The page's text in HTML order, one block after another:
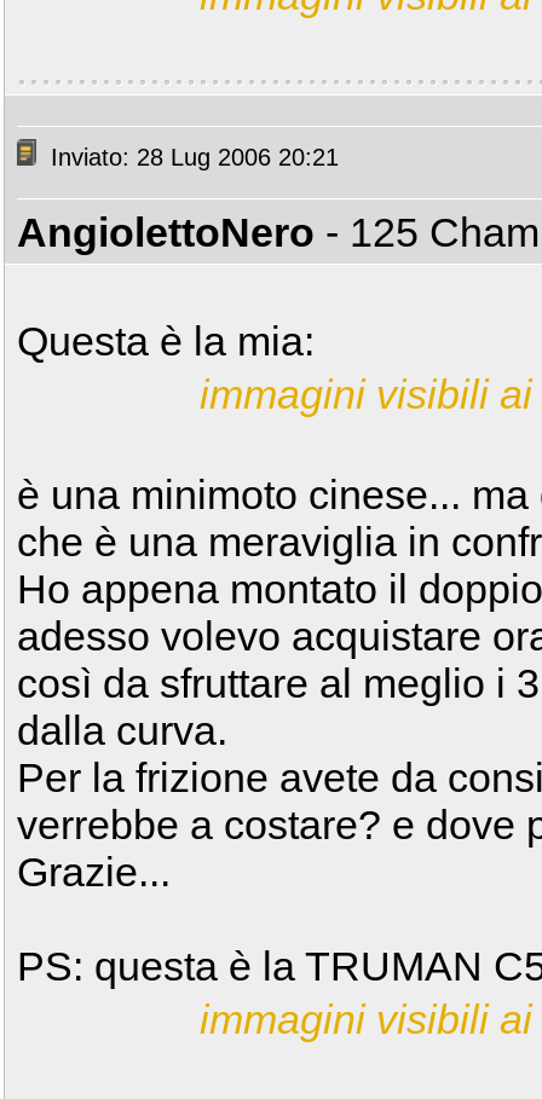
Inviato: 28 Lug 2006 20:21
AngiolettoNero - 125
Questa è la mia:
immagini visibili
è una minimoto cinese...
che è una meraviglia in
Ho appena montato il
adesso volevo acquistare
così da sfruttare al meglio i
dalla curva.
Per la frizione avete da
verrebbe a costare? e dove
Grazie...
PS: questa è la TRUMAN
immagini visibili